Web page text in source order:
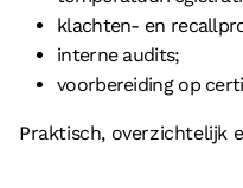
klachten- en
interne audits;
voorbereiding op
Praktisch, overzichtelijk